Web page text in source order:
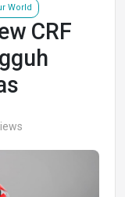
World
CRF